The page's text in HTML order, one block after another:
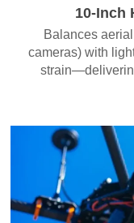
10-Inch
Balances
cameras) with